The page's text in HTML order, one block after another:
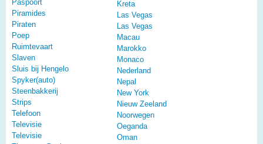
Paspoort
Piramides
Piraten
Poep
Ruimtevaart
Slaven
Sluis bij Hengelo
Spyker(auto)
Steenbakkerij
Strips
Telefoon
Televisie
Televisie
Kreta
Las Vegas
Las Vegas
Macau
Marokko
Monaco
Nederland
Nepal
New York
Nieuw Zeeland
Noorwegen
Oeganda
Oman